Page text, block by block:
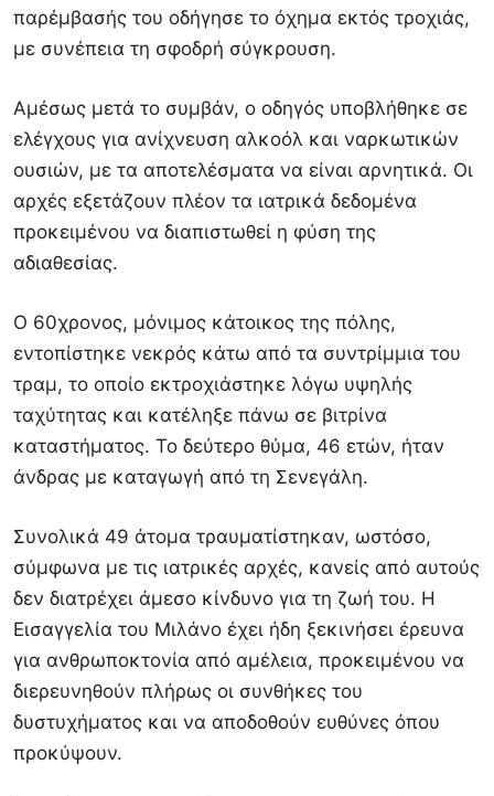
παρέμβασής του οδήγησε το όχημα εκτός τροχιάς,
με συνέπεια τη σφοδρή σύγκρουση.
Αμέσως μετά το συμβάν, ο οδηγός υποβλήθηκε σε
ελέγχους για ανίχνευση αλκοόλ και ναρκωτικών
ουσιών, με τα αποτελέσματα να είναι αρνητικά. Οι
αρχές εξετάζουν πλέον τα ιατρικά δεδομένα
προκειμένου να διαπιστωθεί η φύση της
αδιαθεσίας.
Ο 60χρονος, μόνιμος κάτοικος της πόλης,
εντοπίστηκε νεκρός κάτω από τα συντρίμμια του
τραμ, το οποίο εκτροχιάστηκε λόγω υψηλής
ταχύτητας και κατέληξε πάνω σε βιτρίνα
καταστήματος. Το δεύτερο θύμα, 46 ετών, ήταν
άνδρας με καταγωγή από τη Σενεγάλη.
Συνολικά 49 άτομα τραυματίστηκαν, ωστόσο,
σύμφωνα με τις ιατρικές αρχές, κανείς από αυτούς
δεν διατρέχει άμεσο κίνδυνο για τη ζωή του. Η
Εισαγγελία του Μιλάνο έχει ήδη ξεκινήσει έρευνα
για ανθρωποκτονία από αμέλεια, προκειμένου να
διερευνηθούν πλήρως οι συνθήκες του
δυστυχήματος και να αποδοθούν ευθύνες όπου
προκύψουν.